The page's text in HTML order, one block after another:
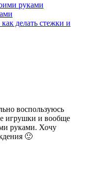
руками
делать стежки и
воспользуюсь
игрушки и вообще
руками. Хочу
🙂